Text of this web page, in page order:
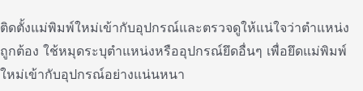
ติดตั้งแม่พิมพ์ใหม่เข้ากับอุปกรณ์และตรวจดูให้แน่ใจว่าตําแหน่ง
ถูกต้อง ใช้หมุดระบุตําแหน่งหรืออุปกรณ์ยึดอื่นๆ เพื่อยึดแม่พิมพ์
ใหม่เข้ากับอุปกรณ์อย่างแน่นหนา